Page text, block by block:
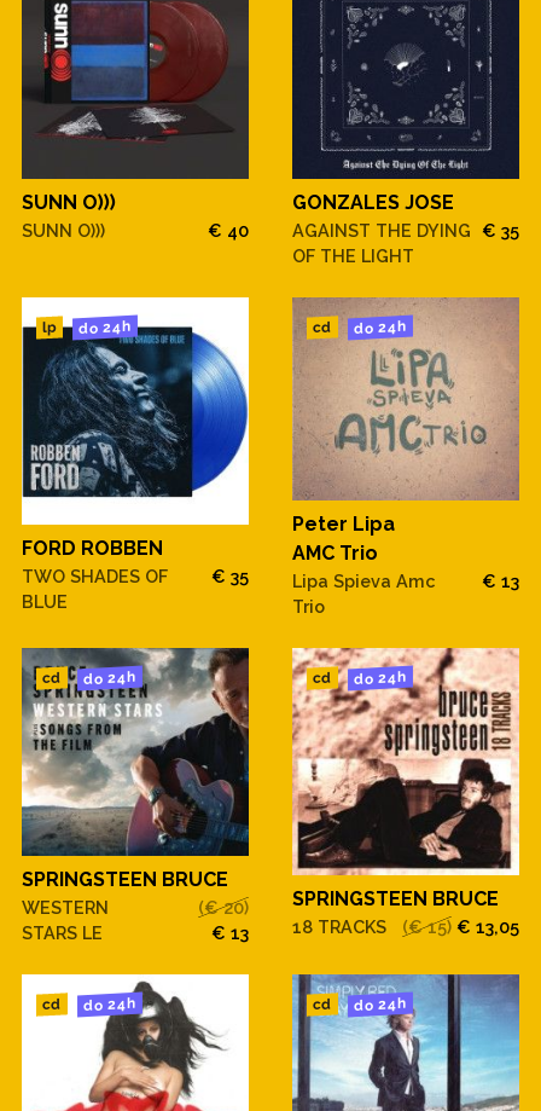
SUNN O)))
SUNN O))) € 40
GONZALES JOSE
AGAINST THE DYING
OF THE LIGHT
€ 35
lp do 24h
FORD ROBBEN
TWO SHADES OF
BLUE
€ 35
cd do 24h
Peter Lipa
AMC Trio
Lipa Spieva Amc
Trio
€ 13
cd do 24h
SPRINGSTEEN BRUCE
WESTERN
STARS LE
(€ 20)
€ 13
cd do 24h
SPRINGSTEEN BRUCE
18 TRACKS (€ 15) € 13,05
cd do 24h cd do 24h